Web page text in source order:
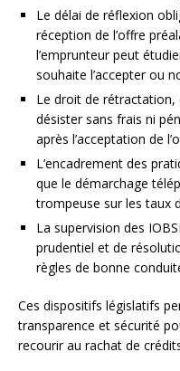
Le délai de réflexion
réception de l’offre
l’emprunteur peut
souhaite l’accepter ou
Le droit de rétractation,
désister sans frais ni
après l’acceptation de
L’encadrement des
que le démarchage
trompeuse sur les taux
La supervision des
prudentiel et de
règles de bonne
Ces dispositifs législatifs
transparence et sécurité
recourir au rachat de